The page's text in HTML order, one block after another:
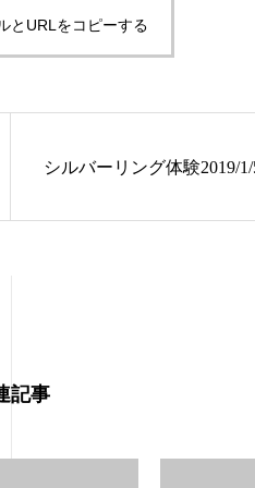
とURLをコピーする
シルバーリング体験2019/
記事